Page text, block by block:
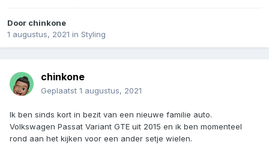
Door chinkone
1 augustus, 2021 in Styling
chinkone
Geplaatst 1 augustus, 2021
Ik ben sinds kort in bezit van een nieuwe familie auto.
Volkswagen Passat Variant GTE uit 2015 en ik ben momenteel
rond aan het kijken voor een ander setje wielen.